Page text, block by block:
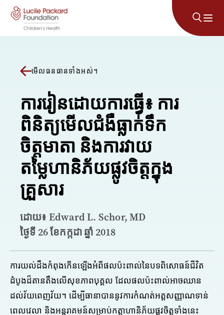
រំលងទៅមាតិកា
មើលធនធានទាំងអស់។
ការរៀនដោយការធ្វើ៖ ការ
ពិនិត្យមើលជំងឺធ្លាក់ទឹក
ចិត្តមាតា និងការវាយ
តម្លៃហានិភ័យផ្លូវចិត្តក្នុង
គ្រួសារ
ដោយ៖ Edward L. Schor, MD
ថ្ងៃទី 26 ខែកក្កដា ឆ្នាំ 2018
ការយល់ដឹងកំពុងកើនឡើងអំពីផលប៉ះពាល់នៃបទពិសោធន៍ជីវិត
ដំបូងដ៏តានតឹងលើសុខភាពបុគ្គល ដែលផលប៉ះពាល់អាចឈាន
ដល់វ័យពេញវ័យ។ ដើម្បីធានាបាននូវការកំណត់អត្តសញ្ញាណទាន់
ពេលវេលា និងអន្តរាគមន៍សម្រាប់កត្តាហានិភ័យផ្លូវចិត្តទាំងនេះ